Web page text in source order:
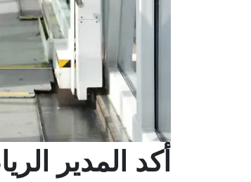
أكد المدير